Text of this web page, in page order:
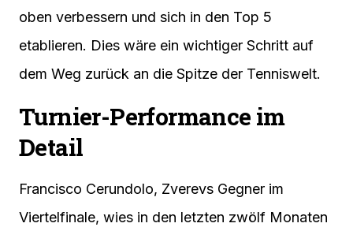
oben verbessern und sich in den Top 5
etablieren. Dies wäre ein wichtiger Schritt auf
dem Weg zurück an die Spitze der Tenniswelt.
Turnier-Performance im
Detail
Francisco Cerundolo, Zverevs Gegner im
Viertelfinale, wies in den letzten zwölf Monaten